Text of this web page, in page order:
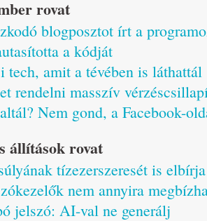
rovat
blogposztot írt a
a kódját
tech, amit a tévében is láthattál
rendelni masszív
Nem gond, a Facebook-
állítások rovat
tízezerszeresét is
nem annyira
jelszó: AI-val ne generálj